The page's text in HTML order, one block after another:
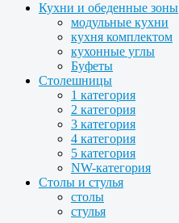
Кухни и обеденные зоны
модульные кухни
кухня комплектом
кухонные углы
Буфеты
Столешницы
1 категория
2 категория
3 категория
4 категория
5 категория
NW-категория
Столы и стулья
столы
стулья